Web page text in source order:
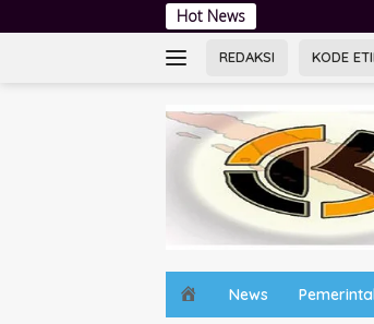
ke
Hot News
REDAKSI KODE
o
News